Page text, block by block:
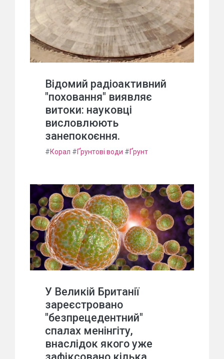
Відомий радіоактивний
"поховання" виявляє
витоки: науковці
висловлюють
занепокоєння.
#Корал #Ґрунтові води #Ґрунт
У Великій Британії
зареєстровано
"безпрецедентний"
спалах менінгіту,
внаслідок якого уже